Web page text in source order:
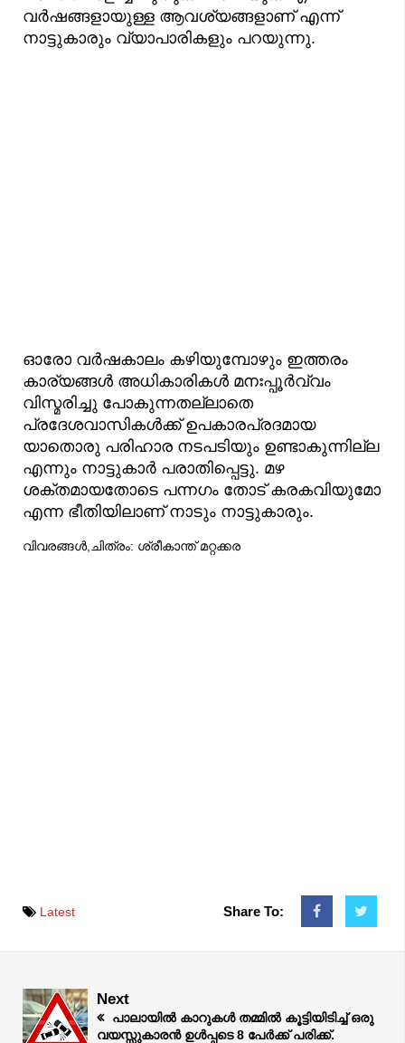
വർഷങ്ങളായുള്ള ആവശ്യങ്ങളാണ് എന്ന്
നാട്ടുകാരും വ്യാപാരികളും പറയുന്നു.
ഓരോ വർഷകാലം കഴിയുമ്പോഴും ഇത്തരം
കാര്യങ്ങൾ അധികാരികൾ മനഃപ്പൂർവ്വം
വിസ്മരിച്ചു പോകുന്നതല്ലാതെ
പ്രദേശവാസികൾക്ക് ഉപകാരപ്രദമായ
യാതൊരു പരിഹാര നടപടിയും ഉണ്ടാകുന്നില്ല
എന്നും നാട്ടുകാർ പരാതിപ്പെട്ടു. മഴ
ശക്തമായതോടെ പന്നഗം തോട് കരകവിയുമോ
എന്ന ഭീതിയിലാണ് നാടും നാട്ടുകാരും.
വിവരങ്ങൾ,ചിത്രം: ശ്രീകാന്ത് മറ്റക്കര
Latest Share To:
Next
പാലായിൽ കാറുകൾ തമ്മിൽ കൂട്ടിയിടിച്ച് ഒരു
വയസ്സുകാരൻ ഉൾപ്പടെ 8 പേർക്ക് പരിക്ക്.